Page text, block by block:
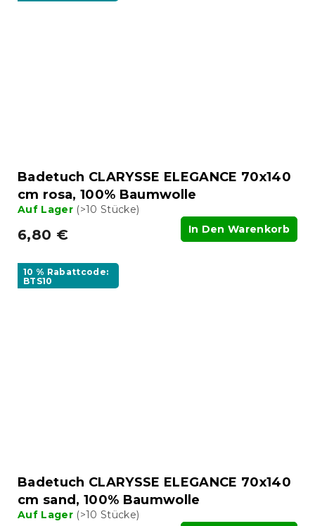
Badetuch CLARYSSE ELEGANCE 70x140
cm rosa, 100% Baumwolle
Auf Lager (>10 Stücke)
6,80 € In Den Warenkorb
10 % Rabattcode:
BTS10
Badetuch CLARYSSE ELEGANCE 70x140
cm sand, 100% Baumwolle
Auf Lager (>10 Stücke)